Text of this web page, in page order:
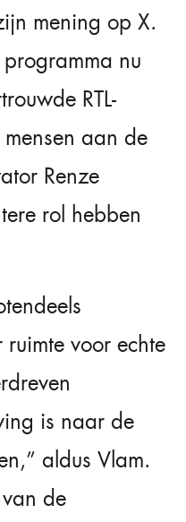
mening op X.
nu
RTL-
aan de
Renze
rol hebben
voor echte
is naar de
aldus Vlam.
de